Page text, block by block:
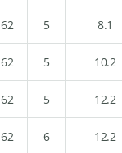
62 5 8.1
62 5 10.2
62 5 12.2
62 6 12.2